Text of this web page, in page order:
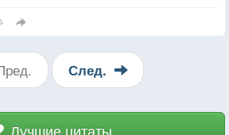
След.
Лучшие цитаты